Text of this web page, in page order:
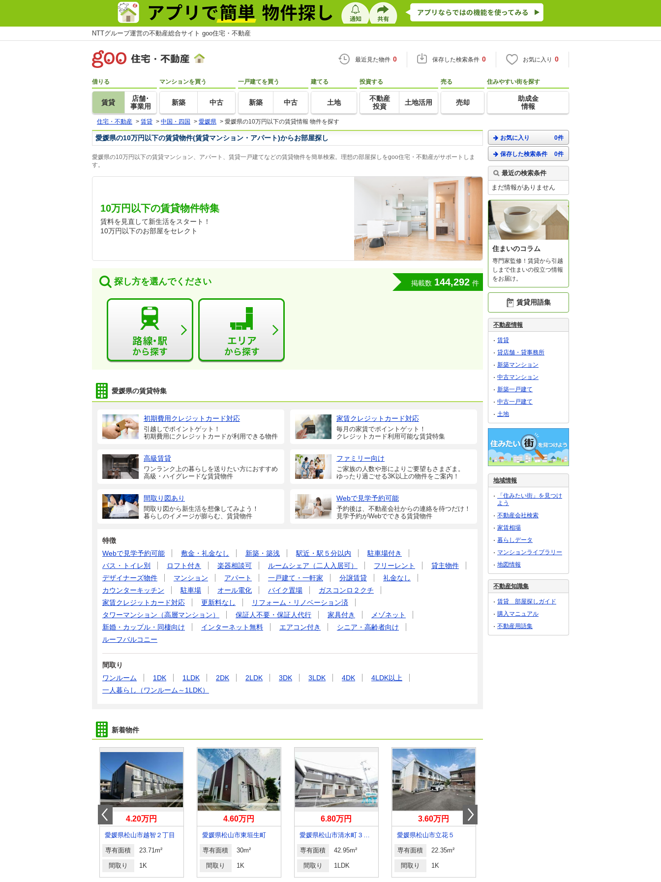
NTTグループ運営の不動産総合サイト goo住宅・不動産
最近見た物件 0 保存した検索条件 0 お気に入り 0
借りる
賃貸
店舗･
事業用
マンションを買う
新築 中古
一戸建てを買う
新築 中古
建てる
土地
投資する
不動産
投資
土地活用
売る
売却
住みやすい街を探す
助成金
情報
住宅・不動産 > 賃貸 > 中国・四国 > 愛媛県 > 愛媛県の10万円以下の賃貸情報 物件を探す
愛媛県の10万円以下の賃貸物件(賃貸マンション・アパート)からお部屋探し
愛媛県の10万円以下の賃貸マンション、アパート、賃貸一戸建てなどの賃貸物件を簡単検索。理想の部屋探しをgoo住宅・不動産がサポートしま
す。
10万円以下の賃貸物件特集
賃料を見直して新生活をスタート！
10万円以下のお部屋をセレクト
探し方を選んでください 掲載数 144,292 件
愛媛県の賃貸特集
初期費用クレジットカード対応
引越しでポイントゲット！
初期費用にクレジットカードが利用できる物件
家賃クレジットカード対応
毎月の家賃でポイントゲット！
クレジットカード利用可能な賃貸特集
高級賃貸
ワンランク上の暮らしを送りたい方におすすめ
高級・ハイグレードな賃貸物件
ファミリー向け
ご家族の人数や形によりご要望もさまざま。
ゆったり過ごせる3K以上の物件をご案内！
間取り図あり
間取り図から新生活を想像してみよう！
暮らしのイメージが膨らむ、賃貸物件
Webで見学予約可能
予約後は、不動産会社からの連絡を待つだけ！
見学予約がWebでできる賃貸物件
特徴
Webで見学予約可能
敷金・礼金なし 新築・築浅 駅近・駅５分以内
駐車場付き
バス・トイレ別
ロフト付き 楽器相談可 ルームシェア（二人入居可） フリーレント
貸主物件
デザイナーズ物件
マンション アパート 一戸建て・一軒家 分譲賃貸
礼金なし
カウンターキッチン
駐車場 オール電化 バイク置場
ガスコンロ２クチ
家賃クレジットカード対応
更新料なし
リフォーム・リノベーション済
タワーマンション（高層マンション）
保証人不要・保証人代行 家具付き
メゾネット
新婚・カップル・同棲向け
インターネット無料 エアコン付き
シニア・高齢者向け
ルーフバルコニー
間取り
ワンルーム
1DK 1LDK 2DK 2LDK 3DK 3LDK 4DK
4LDK以上
一人暮らし（ワンルーム～1LDK）
新着物件
4.20万円
愛媛県松山市越智２丁目
専有面積 23.71m²
間取り 1K
4.60万円
愛媛県松山市東垣生町
専有面積 30m²
間取り 1K
6.80万円
愛媛県松山市清水町３丁目
専有面積 42.95m²
間取り 1LDK
3.60万円
愛媛県松山市立花５
専有面積 22.35m²
間取り 1K
お気に入り 0件
保存した検索条件 0件
最近の検索条件
まだ情報がありません
住まいのコラム
専門家監修！賃貸から引越
しまで住まいの役立つ情報
をお届け。
賃貸用語集
不動産情報
賃貸
貸店舗・貸事務所
新築マンション
中古マンション
新築一戸建て
中古一戸建て
土地
地域情報
「住みたい街」を見つけ
よう
不動産会社検索
家賃相場
暮らしデータ
マンションライブラリー
地図情報
不動産知識集
賃貸 部屋探しガイド
購入マニュアル
不動産用語集